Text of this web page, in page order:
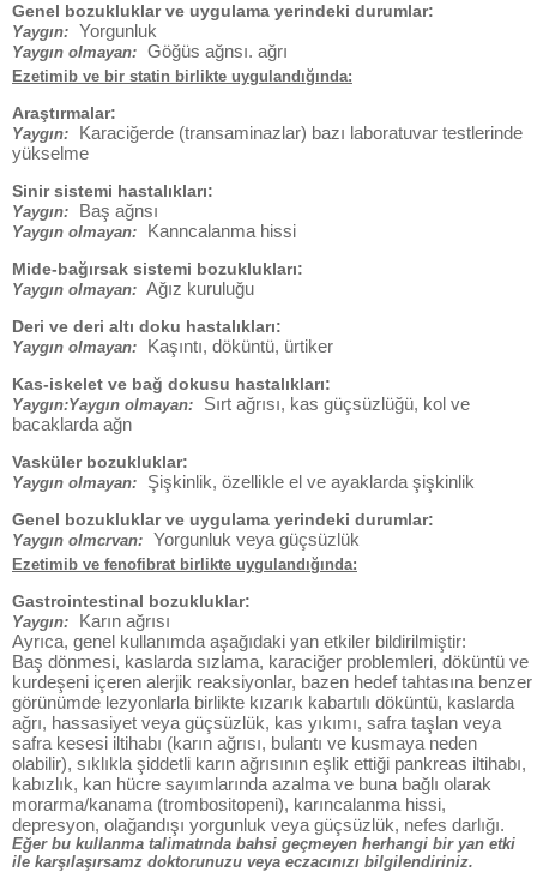
Genel bozukluklar ve uygulama yerindeki durumlar:
Yaygın: Yorgunluk
Yaygın olmayan: Göğüs ağnsı. ağrı
Ezetimib ve bir statin birlikte uygulandığında:
Araştırmalar:
Yaygın:
Karaciğerde (transaminazlar) bazı laboratuvar testlerinde
yükselme
Sinir sistemi hastalıkları:
Yaygın: Baş ağnsı
Yaygın olmayan: Kanncalanma hissi
Mide-bağırsak sistemi bozuklukları:
Yaygın olmayan: Ağız kuruluğu
Deri ve deri altı doku hastalıkları:
Yaygın olmayan: Kaşıntı, döküntü, ürtiker
Kas-iskelet ve bağ dokusu hastalıkları:
Yaygın:Yaygın olmayan:
Sırt ağrısı, kas güçsüzlüğü, kol ve
bacaklarda ağn
Vasküler bozukluklar:
Yaygın olmayan: Şişkinlik, özellikle el ve ayaklarda şişkinlik
Genel bozukluklar ve uygulama yerindeki durumlar:
Yaygın olmcrvan: Yorgunluk veya güçsüzlük
Ezetimib ve fenofibrat birlikte uygulandığında:
Gastrointestinal bozukluklar:
Yaygın:
Karın ağrısı
Ayrıca, genel kullanımda aşağıdaki yan etkiler bildirilmiştir:
Baş dönmesi, kaslarda sızlama, karaciğer problemleri, döküntü ve
kurdeşeni içeren alerjik reaksiyonlar, bazen hedef tahtasına benzer
görünümde lezyonlarla birlikte kızarık kabartılı döküntü, kaslarda
ağrı, hassasiyet veya güçsüzlük, kas yıkımı, safra taşlan veya
safra kesesi iltihabı (karın ağrısı, bulantı ve kusmaya neden
olabilir), sıklıkla şiddetli karın ağrısının eşlik ettiği pankreas iltihabı,
kabızlık, kan hücre sayımlarında azalma ve buna bağlı olarak
morarma/kanama (trombositopeni), karıncalanma hissi,
depresyon, olağandışı yorgunluk veya güçsüzlük, nefes darlığı.
Eğer bu kullanma talimatında bahsi geçmeyen herhangi bir yan etki
ile karşılaşırsamz doktorunuzu veya eczacınızı bilgilendiriniz.